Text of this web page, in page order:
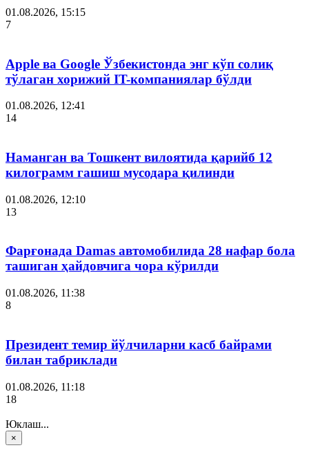
01.08.2026, 15:15
7
Apple ва Google Ўзбекистонда энг кўп солиқ
тўлаган хорижий IT-компаниялар бўлди
01.08.2026, 12:41
14
Наманган ва Тошкент вилоятида қарийб 12
килограмм гашиш мусодара қилинди
01.08.2026, 12:10
13
Фарғонада Damas автомобилида 28 нафар бола
ташиган ҳайдовчига чора кўрилди
01.08.2026, 11:38
8
Президент темир йўлчиларни касб байрами
билан табриклади
01.08.2026, 11:18
18
Юклаш...
×